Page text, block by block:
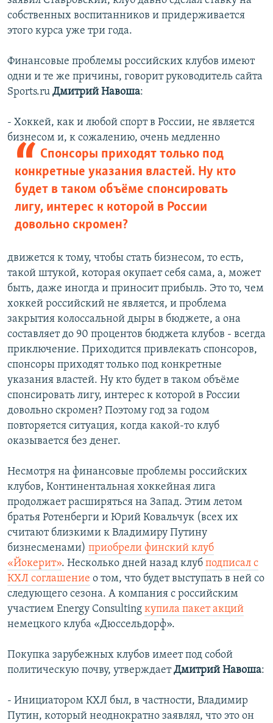
собственных воспитанников и придерживается
этого курса уже три года.
Финансовые проблемы российских клубов имеют
одни и те же причины, говорит руководитель сайта
Sports.ru Дмитрий Навоша:
- Хоккей, как и любой спорт в России, не является
бизнесом и, к сожалению,
Спонсоры приходят только под
конкретные указания властей. Ну кто
будет в таком объёме спонсировать
лигу, интерес к которой в России
довольно скромен?
очень медленно
движется к тому, чтобы стать бизнесом, то есть,
такой штукой, которая окупает себя сама, а, может
быть, даже иногда и приносит прибыль. Это то, чем
хоккей российский не является, и проблема
закрытия колоссальной дыры в бюджете, а она
составляет до 90 процентов бюджета клубов - всегда
приключение. Приходится привлекать спонсоров,
спонсоры приходят только под конкретные
указания властей. Ну кто будет в таком объёме
спонсировать лигу, интерес к которой в России
довольно скромен? Поэтому год за годом
повторяется ситуация, когда какой-то клуб
оказывается без денег.
Несмотря на финансовые проблемы российских
клубов, Континентальная хоккейная лига
продолжает расширяться на Запад. Этим летом
братья Ротенберги и Юрий Ковальчук (всех их
считают близкими к Владимиру Путину
бизнесменами) приобрели финский клуб
«Йокерит». Несколько дней назад клуб подписал с
КХЛ соглашение о том, что будет выступать в ней со
следующего сезона. А компания с российским
участием Energy Consulting купила пакет акций
немецкого клуба «Дюссельдорф».
Покупка зарубежных клубов имеет под собой
политическую почву, утверждаетДмитрий Навоша:
- Инициатором КХЛ был, в частности, Владимир
Путин, который неоднократно заявлял, что это он